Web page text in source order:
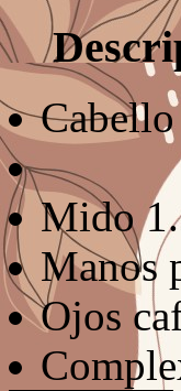
Mido
Manos
Ojos